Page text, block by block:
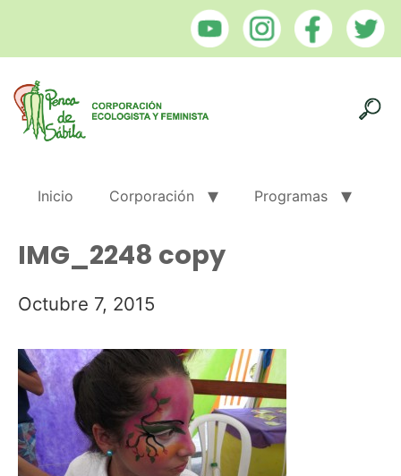
Inicio Corporación Programas
IMG_2248 copy
Octubre 7, 2015